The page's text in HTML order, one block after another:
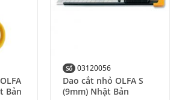
Bản
Số 03120056
Dao cắt nhỏ OLFA S
(9mm) Nhật Bản